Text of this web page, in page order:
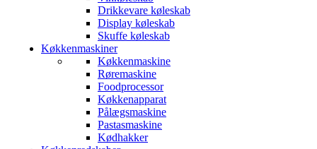
Drikkevare køleskab
Display køleskab
Skuffe køleskab
Køkkenmaskiner
Køkkenmaskine
Røremaskine
Foodprocessor
Køkkenapparat
Pålægsmaskine
Pastasmaskine
Kødhakker